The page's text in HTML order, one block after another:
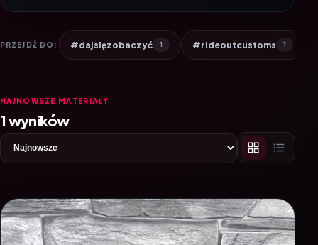
PRZEJDŹ DO: #dajsięzobaczyć 1 #rideoutcustoms 1
NAJNOWSZE MATERIAŁY
1 wyników